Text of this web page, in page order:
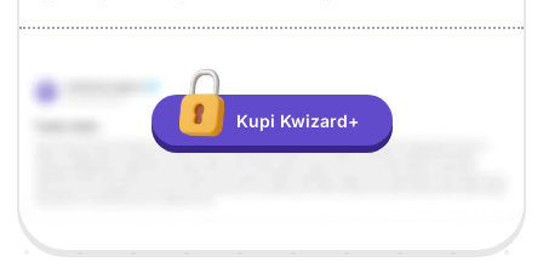
Odgovor
Objašnjenje
Kupi Kwizard+